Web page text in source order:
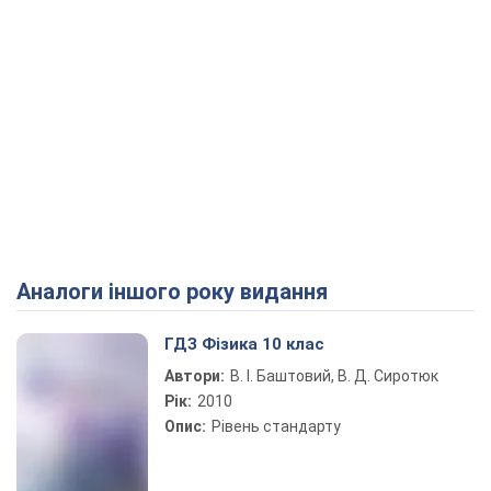
Аналоги іншого року видання
ГДЗ Фізика 10 клас
Автори: В. І. Баштовий, В. Д. Сиротюк
Рік: 2010
Опис: Рівень стандарту